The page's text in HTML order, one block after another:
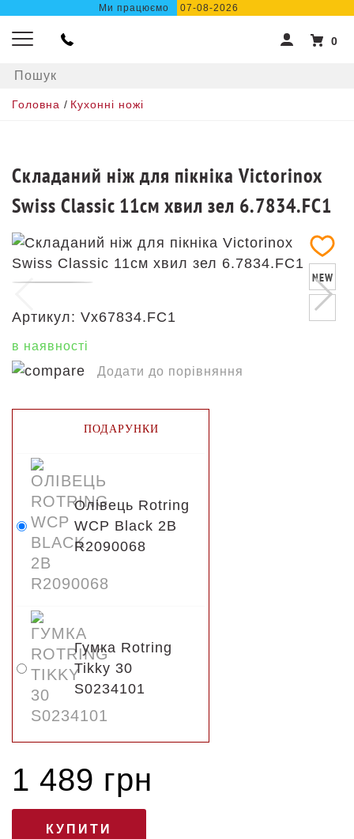
Ми працюємо 07-08-2026
0
Головна / Кухонні ножі
Складаний ніж для пікніка Victorinox
Swiss Classic 11см хвил зел 6.7834.FC1
NEW
Артикул: Vx67834.FC1
в наявності
Додати до порівняння
ПОДАРУНКИ
Олівець Rotring
WCP Black 2B
R2090068
Гумка Rotring
Tikky 30
S0234101
1 489 грн